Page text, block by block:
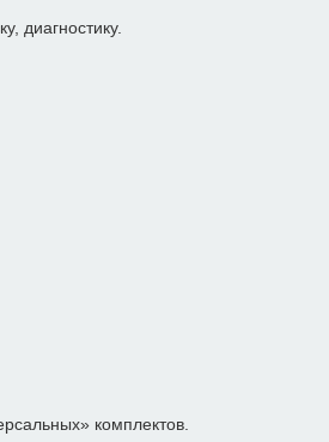
диагностику.
комплектов.